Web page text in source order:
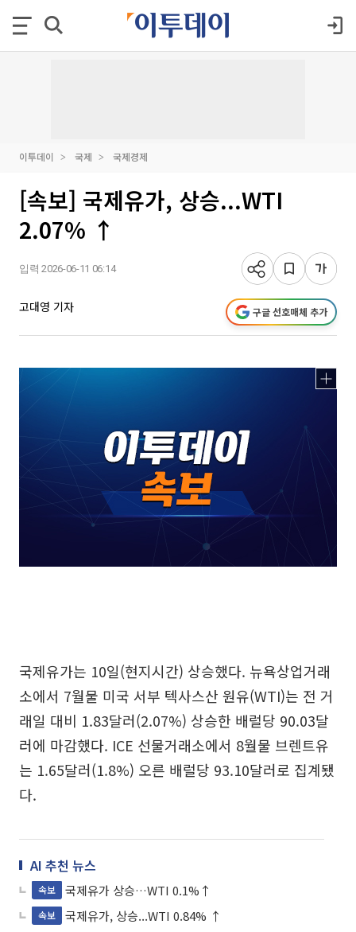
이투데이 국제 국제경제
[속보] 국제유가, 상승...WTI
2.07% ↑
입력 2026-06-11 06:14
고대영 기자 구글 선호매체 추가
국제유가는 10일(현지시간) 상승했다. 뉴욕상업거래
소에서 7월물 미국 서부 텍사스산 원유(WTI)는 전 거
래일 대비 1.83달러(2.07%) 상승한 배럴당 90.03달
러에 마감했다. ICE 선물거래소에서 8월물 브렌트유
는 1.65달러(1.8%) 오른 배럴당 93.10달러로 집계됐
다.
AI 추천 뉴스
속보 국제유가 상승…WTI 0.1%↑
속보 국제유가, 상승...WTI 0.84% ↑